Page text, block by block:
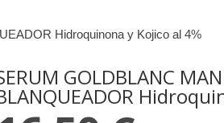
Hidroquinona y Kojico al 4%
GOLDBLANC